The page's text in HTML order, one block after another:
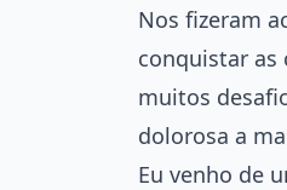
Nos fizeram
conquistar as
muitos
dolorosa a
Eu venho de